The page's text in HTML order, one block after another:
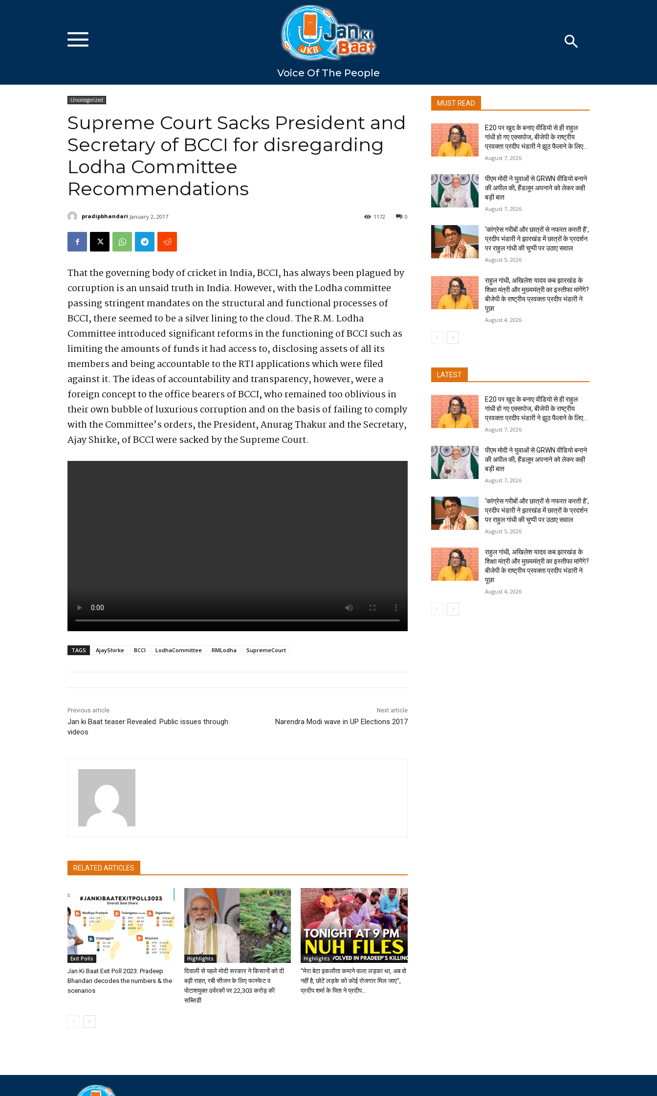
Voice Of The People
Uncategorized
Supreme Court Sacks President and
Secretary of BCCI for disregarding
Lodha Committee
Recommendations
pradipbhandari January 2, 2017 0
1172
That the governing body of cricket in India, BCCI, has always been plagued by
corruption is an unsaid truth in India. However, with the Lodha committee
passing stringent mandates on the structural and functional processes of
BCCI, there seemed to be a silver lining to the cloud. The R.M. Lodha
Committee introduced significant reforms in the functioning of BCCI such as
limiting the amounts of funds it had access to, disclosing assets of all its
members and being accountable to the RTI applications which were filed
against it. The ideas of accountability and transparency, however, were a
foreign concept to the office bearers of BCCI, who remained too oblivious in
their own bubble of luxurious corruption and on the basis of failing to comply
with the Committee’s orders, the President, Anurag Thakur and the Secretary,
Ajay Shirke, of BCCI were sacked by the Supreme Court.
TAGS AjayShirke BCCI LodhaCommittee RMLodha SupremeCourt
Previous article
Jan ki Baat teaser Revealed: Public issues through
videos
Next article
Narendra Modi wave in UP Elections 2017
RELATED ARTICLES
Exit Polls
Jan Ki Baat Exit Poll 2023: Pradeep
Bhandari decodes the numbers & the
scenarios
Highlights
दिवाली से पहले मोदी सरकार ने किसानों को दी
बड़ी राहत, रबी सीजन के लिए फास्फेट व
पोटाशयुक्त उर्वरकों पर 22,303 करोड़ की
सब्सिडी
Highlights
“मेरा बेटा इकलौता कमाने वाला लड़का था, अब वो
नहीं है, छोटे लड़के को कोई रोजगार मिल जाए”,
प्रदीप शर्मा के पिता ने प्रदीप...
MUST READ
E20 पर खुद के बनाए वीडियो से ही राहुल
गांधी हो गए एक्सपोज, बीजेपी के राष्ट्रीय
प्रवक्ता प्रदीप भंडारी ने झूठ फैलाने के लिए...
August 7, 2026
पीएम मोदी ने युवाओं से GRWN वीडियो बनाने
की अपील की, हैंडलूम अपनाने को लेकर कही
बड़ी बात
August 7, 2026
‘कांग्रेस गरीबों और छात्रों से नफरत करती है’,
प्रदीप भंडारी ने झारखंड में छात्रों के प्रदर्शन
पर राहुल गांधी की चुप्पी पर उठाए सवाल
August 5, 2026
राहुल गांधी, अखिलेश यादव कब झारखंड के
शिक्षा मंत्री और मुख्यमंत्री का इस्तीफा मांगेंगे?
बीजेपी के राष्ट्रीय प्रवक्ता प्रदीप भंडारी ने
पूछा
August 4, 2026
LATEST
E20 पर खुद के बनाए वीडियो से ही राहुल
गांधी हो गए एक्सपोज, बीजेपी के राष्ट्रीय
प्रवक्ता प्रदीप भंडारी ने झूठ फैलाने के लिए...
August 7, 2026
पीएम मोदी ने युवाओं से GRWN वीडियो बनाने
की अपील की, हैंडलूम अपनाने को लेकर कही
बड़ी बात
August 7, 2026
‘कांग्रेस गरीबों और छात्रों से नफरत करती है’,
प्रदीप भंडारी ने झारखंड में छात्रों के प्रदर्शन
पर राहुल गांधी की चुप्पी पर उठाए सवाल
August 5, 2026
राहुल गांधी, अखिलेश यादव कब झारखंड के
शिक्षा मंत्री और मुख्यमंत्री का इस्तीफा मांगेंगे?
बीजेपी के राष्ट्रीय प्रवक्ता प्रदीप भंडारी ने
पूछा
August 4, 2026